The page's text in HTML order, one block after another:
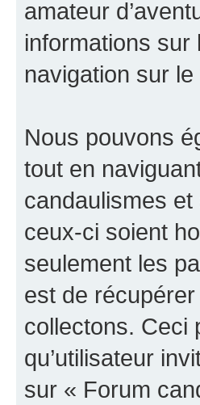
amateur
informations
navigation sur le
Nous pouvons
tout en
candaulismes
ceux-ci soient
seulement les
est de
collectons. Ceci
qu’utilisateur
sur « Forum